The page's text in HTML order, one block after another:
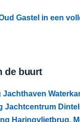
Gastel in een
de buurt
Jachthaven
Jachtcentrum
Haringvlietbrug,